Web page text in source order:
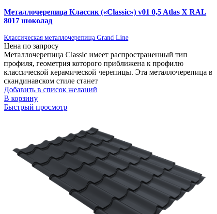
Металлочерепица Классик («Classic») v01 0,5 Atlas X RAL
8017 шоколад
Классическая металлочерепица Grand Line
Цена по запросу
Металлочерепица Classic имеет распространенный тип
профиля, геометрия которого приближена к профилю
классической керамической черепицы. Эта металлочерепица в
скандинавском стиле станет
Добавить в список желаний
В корзину
Быстрый просмотр